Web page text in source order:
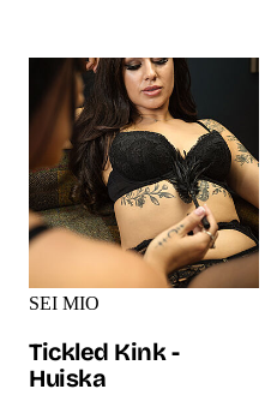
SEI MIO
Tickled Kink -
Huiska